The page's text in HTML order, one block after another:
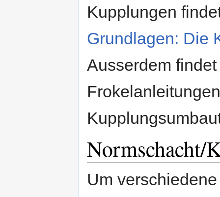
Kupplungen
Grundlagen: Die
Ausserdem
Normschacht/
Um